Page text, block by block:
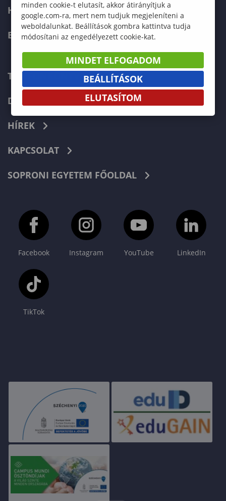
HALLGATÓKNAK
ERASMUS+
TELEFONKÖNYV
DOKUMENTUMOK
HÍREK
KAPCSOLAT
SOPRONI EGYETEM FŐOLDAL
Facebook Instagram YouTube LinkedIn
TikTok
minden cookie-t elutasít, akkor átirányítjuk a
google.com-ra, mert nem tudjuk megjeleníteni a
weboldalunkat. Beállítások gombra kattintva tudja
módosítani az engedélyezett cookie-kat.
MINDET ELFOGADOM
BEÁLLÍTÁSOK
ELUTASÍTOM